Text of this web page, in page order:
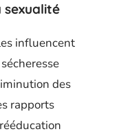
sexualité
influencent
des
rapports